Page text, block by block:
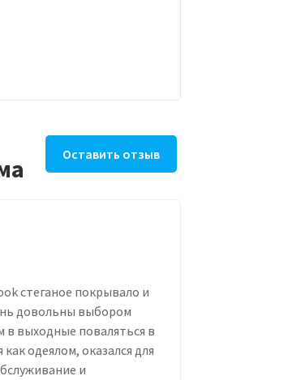
Оставить отзыв
стеганое покрывало и
довольны выбором
в выходные поваляться в
одеялом, оказался для
и